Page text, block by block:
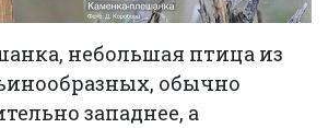
небольшая птица из
обычно
западнее, а